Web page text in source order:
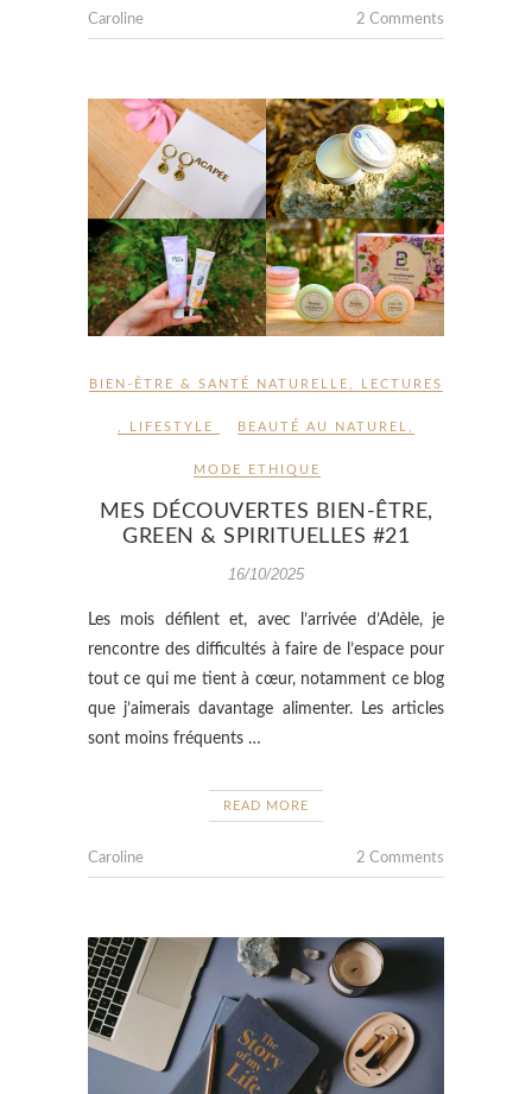
Caroline 2 Comments
BIEN-ÊTRE & SANTÉ NATURELLE LECTURES
LIFESTYLE BEAUTÉ AU NATUREL
MODE ETHIQUE
MES DÉCOUVERTES BIEN-ÊTRE,
GREEN & SPIRITUELLES #21
16/10/2025
Les mois défilent et, avec l’arrivée d’Adèle, je
rencontre des difficultés à faire de l’espace pour
tout ce qui me tient à cœur, notamment ce blog
que j’aimerais davantage alimenter. Les articles
sont moins fréquents …
READ MORE
Caroline 2 Comments